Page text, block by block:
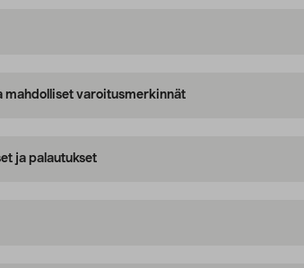
mahdolliset varoitusmerkinnät
ja palautukset